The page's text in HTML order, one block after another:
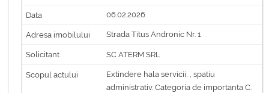
06.02.2026
Strada Titus Andronic Nr. 1
SC ATERM SRL
Extindere hala servicii, , spatiu
administrativ. Categoria de importanta C.